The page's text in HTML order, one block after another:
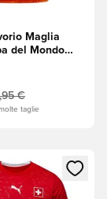
Maglia
del Mondo
€
taglie
come
modale